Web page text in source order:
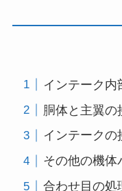
インテーク内
胴体と主翼の
インテークの
その他の機体
合わせ目の処